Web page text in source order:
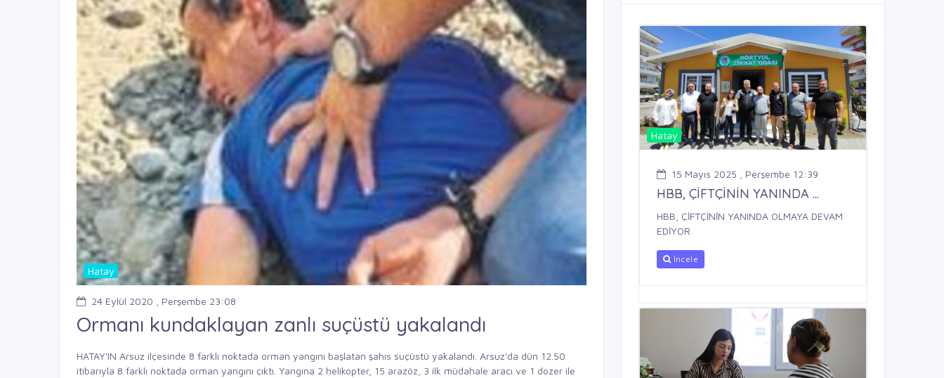
Hatay
24 Eylül 2020 , Perşembe 23:08
Ormanı kundaklayan zanlı suçüstü yakalandı
HATAY'IN Arsuz ilçesinde 8 farklı noktada orman yangını başlatan şahıs suçüstü yakalandı. Arsuz'da dün 12.50
itibarıyla 8 farklı noktada orman yangını çıktı. Yangına 2 helikopter, 15 arazöz, 3 ilk müdahale aracı ve 1 dozer ile
Hatay
15 Mayıs 2025 , Perşembe 12:39
HBB, ÇİFTÇİNİN YANINDA ...
HBB, ÇİFTÇİNİN YANINDA OLMAYA DEVAM
EDİYOR
İncele